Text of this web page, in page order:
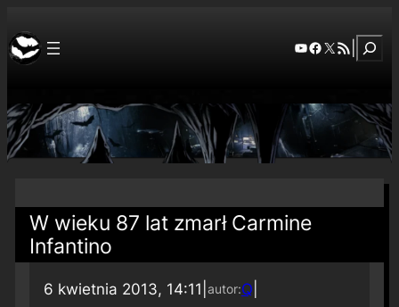
YouTube
Facebook
X RSS Feed
W wieku 87 lat zmarł Carmine
Infantino
6 kwietnia 2013, 14:11 autor:Q